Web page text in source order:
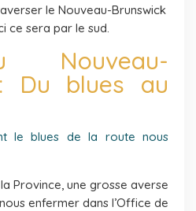
le Nouveau-Brunswick
ce sera par le sud.
Nouveau-
Du blues au
le blues de la route nous
Province, une grosse averse
enfermer dans l’Office de